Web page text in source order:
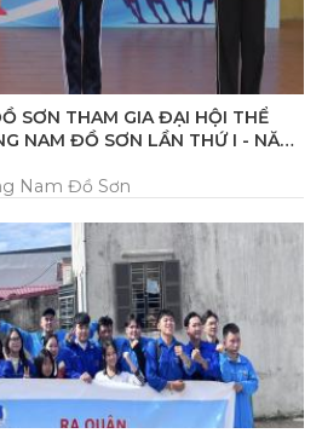
SƠN THAM GIA ĐẠI HỘI THỂ
NAM ĐỒ SƠN LẦN THỨ I - NĂM
Nam Đồ Sơn